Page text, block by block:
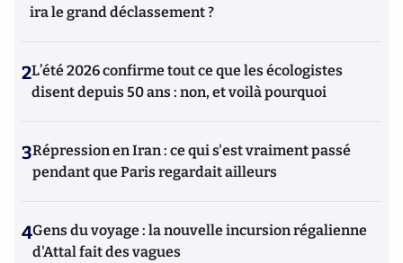
ira le grand déclassement ?
2L’été 2026 confirme tout ce que les écologistes
disent depuis 50 ans : non, et voilà pourquoi
3Répression en Iran : ce qui s'est vraiment passé
pendant que Paris regardait ailleurs
4Gens du voyage : la nouvelle incursion régalienne
d'Attal fait des vagues